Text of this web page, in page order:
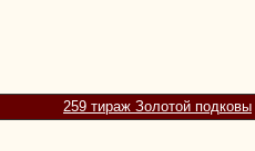
259 тираж Золотой подковы